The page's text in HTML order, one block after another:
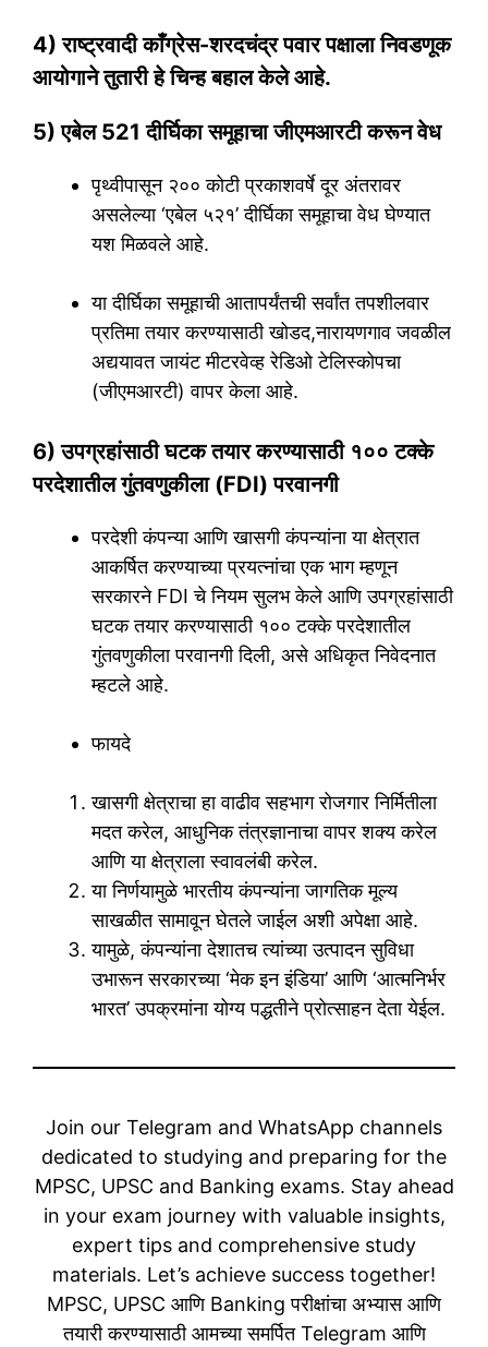
4) राष्ट्रवादी काँग्रेस-शरदचंद्र पवार पक्षाला निवडणूक
आयोगाने तुतारी हे चिन्ह बहाल केले आहे.
5) एबेल 521 दीर्घिका समूहाचा जीएमआरटी करून वेध
पृथ्वीपासून २०० कोटी प्रकाशवर्षे दूर अंतरावर
असलेल्या ‘एबेल ५२१’ दीर्घिका समूहाचा वेध घेण्यात
यश मिळवले आहे.
या दीर्घिका समूहाची आतापर्यंतची सर्वांत तपशीलवार
प्रतिमा तयार करण्यासाठी खोडद,नारायणगाव जवळील
अद्ययावत जायंट मीटरवेव्ह रेडिओ टेलिस्कोपचा
(जीएमआरटी) वापर केला आहे.
6) उपग्रहांसाठी घटक तयार करण्यासाठी १०० टक्के
परदेशातील गुंतवणुकीला (FDI) परवानगी
परदेशी कंपन्या आणि खासगी कंपन्यांना या क्षेत्रात
आकर्षित करण्याच्या प्रयत्नांचा एक भाग म्हणून
सरकारने FDI चे नियम सुलभ केले आणि उपग्रहांसाठी
घटक तयार करण्यासाठी १०० टक्के परदेशातील
गुंतवणुकीला परवानगी दिली, असे अधिकृत निवेदनात
म्हटले आहे.
फायदे
खासगी क्षेत्राचा हा वाढीव सहभाग रोजगार निर्मितीला
मदत करेल, आधुनिक तंत्रज्ञानाचा वापर शक्य करेल
आणि या क्षेत्राला स्वावलंबी करेल.
या निर्णयामुळे भारतीय कंपन्यांना जागतिक मूल्य
साखळीत सामावून घेतले जाईल अशी अपेक्षा आहे.
यामुळे, कंपन्यांना देशातच त्यांच्या उत्पादन सुविधा
उभारून सरकारच्या ‘मेक इन इंडिया’ आणि ‘आत्मनिर्भर
भारत’ उपक्रमांना योग्य पद्धतीने प्रोत्साहन देता येईल.
Join our Telegram and WhatsApp channels
dedicated to studying and preparing for the
MPSC, UPSC and Banking exams. Stay ahead
in your exam journey with valuable insights,
expert tips and comprehensive study
materials. Let’s achieve success together!
MPSC, UPSC आणि Banking परीक्षांचा अभ्यास आणि
तयारी करण्यासाठी आमच्या समर्पित Telegram आणि